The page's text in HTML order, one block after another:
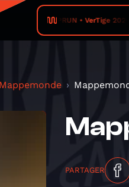
RADIO PRUN • VerTige 2026
Mappemonde
PARTAGER